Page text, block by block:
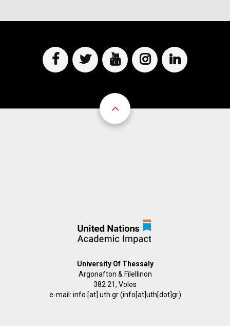
University Of Thessaly
Argonafton & Filellinon
382 21, Volos
e-mail: info [at] uth.gr(info[at]uth[dot]gr)